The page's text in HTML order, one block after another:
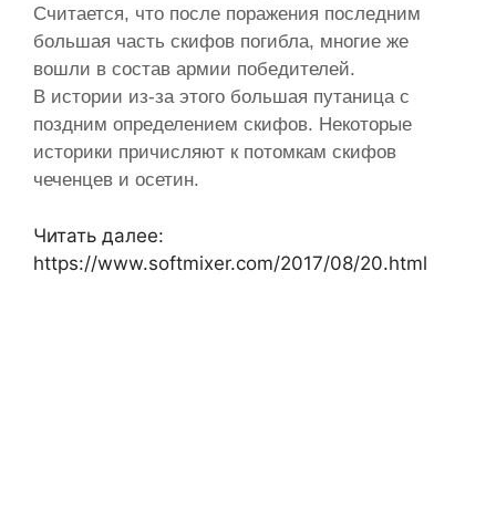
Считается, что после поражения последним
большая часть скифов погибла, многие же
вошли в состав армии победителей.
В истории из-за этого большая путаница с
поздним определением скифов. Некоторые
историки причисляют к потомкам скифов
чеченцев и осетин.
Читать далее:
https://www.softmixer.com/2017/08/20.html